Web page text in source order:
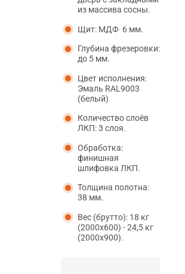
из массива сосны.
Щит: МДФ 6 мм.
Глубина фрезеровки:
до 5 мм.
Цвет исполнения:
Эмаль RAL9003
(белый)
Количество слоёв
ЛКП: 3 слоя.
Обработка:
финишная
шлифовка ЛКП.
Толщина полотна:
38 мм.
Вес (брутто): 18 кг
(2000х600) - 24,5 кг
(2000х900).